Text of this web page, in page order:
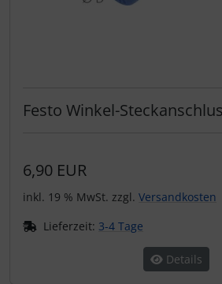
Festo Winkel-
6,90 EUR
inkl. 19 % MwSt. zzgl. Versandkosten
Lieferzeit: 3-4 Tage
Details